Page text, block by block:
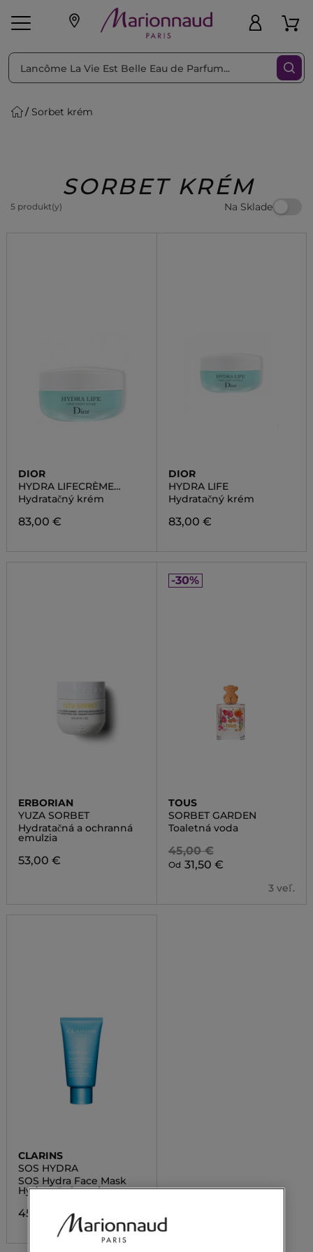
pleť Líčenie
Beauty
Sorbet krém
SORBET KRÉM
5 produkt(y) Na Sklade
Triediť podľa Filtrovať
DIOR
HYDRA LIFECRÈME
SORBET INTENSE
Hydratačný krém
83,00 €
DIOR
HYDRA LIFE
Hydratačný krém
83,00 €
ERBORIAN
YUZA SORBET
Hydratačná a ochranná
emulzia
53,00 €
-30%
TOUS
SORBET GARDEN
Toaletná voda
45,00 €
Od 31,50 €
3 veľ.
CLARINS
SOS HYDRA
SOS Hydra Face Mask
Hydratačná maska
45,20 €